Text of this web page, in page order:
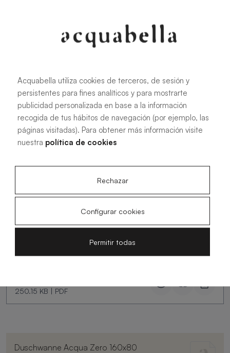
PDF
Installationshandbuch für Akron®
Duschwannen
4.15 MB|PDF
Technische Zeichnungen Acqua
250.15 KB | PDF
Duschwanne Acqua Zero 160x80
Acquabella utiliza cookies de terceros, de sesión y
persistentes para fines analíticos y para mostrarte
publicidad personalizada en base a la información
recogida de tus hábitos de navegación (por ejemplo, las
páginas visitadas). Para obtener más información visite
nuestra política de cookies
Rechazar
Configurar cookies
Permitir todas